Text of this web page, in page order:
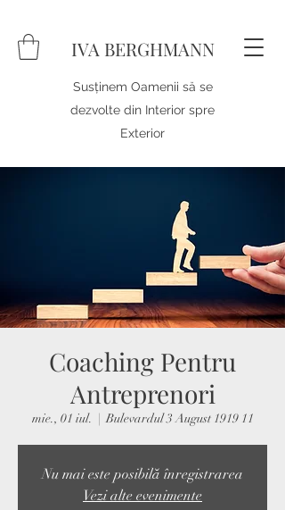
IVA BERGHMANN
Susținem Oamenii să se
dezvolte din Interior spre
Exterior
Coaching Pentru
Antreprenori
mie., 01 iul.
  |
Bulevardul 3 August 1919 11
Nu mai este posibilă înregistrarea
Vezi alte evenimente